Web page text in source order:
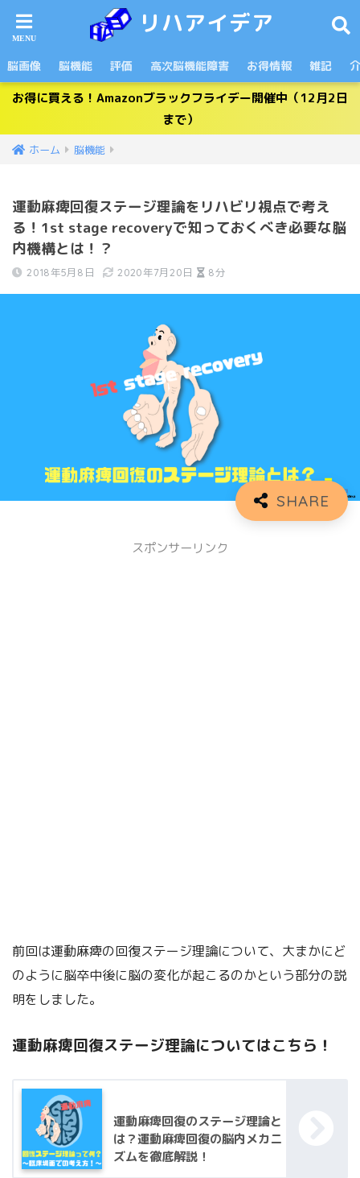
リハアイデア
脳画像 脳機能 評価 高次脳機能障害 お得情報 雑記
お得に買える！Amazonブラックフライデー開催中（12月2日
まで）
ホーム 脳機能
運動麻痺回復ステージ理論をリハビリ視点で考え
る！1st stage recoveryで知っておくべき必要な脳
内機構とは！？
2018年5月8日 2020年7月20日 8分
スポンサーリンク
前回は運動麻痺の回復ステージ理論について、大まかにど
のように脳卒中後に脳の変化が起こるのかという部分の説
明をしました。
運動麻痺回復ステージ理論についてはこちら！
運動麻痺回復のステージ理論と
は？運動麻痺回復の脳内メカニ
ズムを徹底解説！